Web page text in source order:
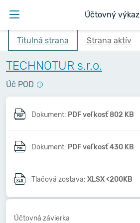
Účtovný výkaz
Titulná strana Strana aktív
TECHNOTUR s.r.o.
Úč POD
Dokument: PDF veľkosť 802 KB
Dokument: PDF veľkosť 430 KB
Tlačová zostava: XLSX <200KB
Účtovná závierka